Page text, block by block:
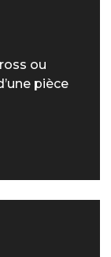
ou
pièce